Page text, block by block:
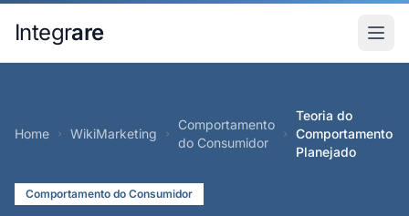
Integrare
Home WikiMarketing
Comportamento
do Consumidor
Teoria do
Comportamento
Planejado
Comportamento do Consumidor